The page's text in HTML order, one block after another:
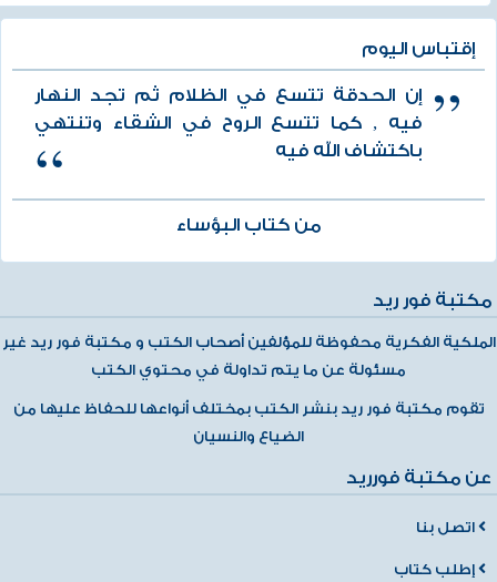
إقتباس اليوم
إن الحدقة تتسع في الظلام ثم تجد النهار
فيه , كما تتسع الروح في الشقاء وتنتهي
باكتشاف الله فيه
من كتاب البؤساء
مكتبة فور ريد
الملكية الفكرية محفوظة للمؤلفين أصحاب الكتب و مكتبة فور ريد غير
مسئولة عن ما يتم تداولة في محتوي الكتب
تقوم مكتبة فور ريد بنشر الكتب بمختلف أنواعها للحفاظ عليها من
الضياع والنسيان
عن مكتبة فورريد
اتصل بنا
إطلب كتاب